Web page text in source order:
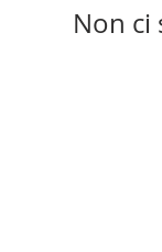
Non ci